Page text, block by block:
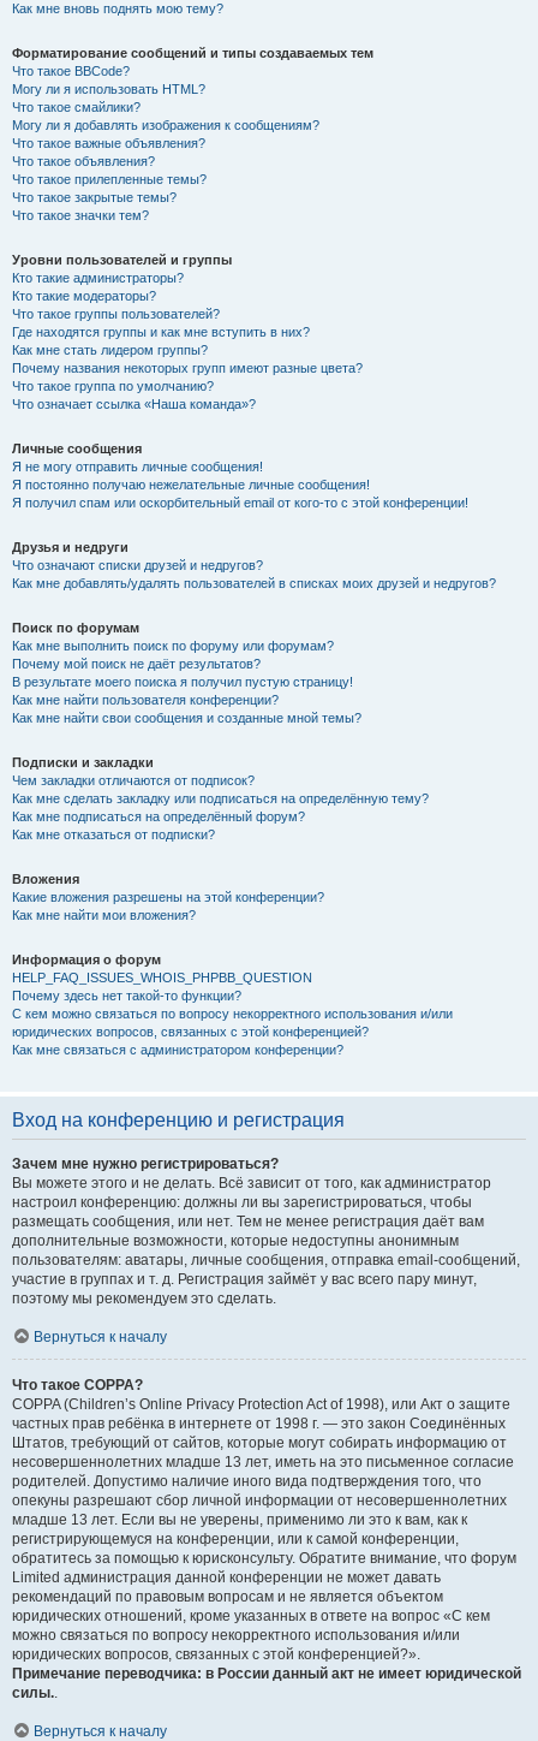
Как мне вновь поднять мою тему?
Форматирование сообщений и типы создаваемых тем
Что такое BBCode?
Могу ли я использовать HTML?
Что такое смайлики?
Могу ли я добавлять изображения к сообщениям?
Что такое важные объявления?
Что такое объявления?
Что такое прилепленные темы?
Что такое закрытые темы?
Что такое значки тем?
Уровни пользователей и группы
Кто такие администраторы?
Кто такие модераторы?
Что такое группы пользователей?
Где находятся группы и как мне вступить в них?
Как мне стать лидером группы?
Почему названия некоторых групп имеют разные цвета?
Что такое группа по умолчанию?
Что означает ссылка «Наша команда»?
Личные сообщения
Я не могу отправить личные сообщения!
Я постоянно получаю нежелательные личные сообщения!
Я получил спам или оскорбительный email от кого-то с этой конференции!
Друзья и недруги
Что означают списки друзей и недругов?
Как мне добавлять/удалять пользователей в списках моих друзей и недругов?
Поиск по форумам
Как мне выполнить поиск по форуму или форумам?
Почему мой поиск не даёт результатов?
В результате моего поиска я получил пустую страницу!
Как мне найти пользователя конференции?
Как мне найти свои сообщения и созданные мной темы?
Подписки и закладки
Чем закладки отличаются от подписок?
Как мне сделать закладку или подписаться на определённую тему?
Как мне подписаться на определённый форум?
Как мне отказаться от подписки?
Вложения
Какие вложения разрешены на этой конференции?
Как мне найти мои вложения?
Информация о форум
HELP_FAQ_ISSUES_WHOIS_PHPBB_QUESTION
Почему здесь нет такой-то функции?
С кем можно связаться по вопросу некорректного использования и/или
юридических вопросов, связанных с этой конференцией?
Как мне связаться с администратором конференции?
Вход на конференцию и регистрация
Зачем мне нужно регистрироваться?
Вы можете этого и не делать. Всё зависит от того, как администратор
настроил конференцию: должны ли вы зарегистрироваться, чтобы
размещать сообщения, или нет. Тем не менее регистрация даёт вам
дополнительные возможности, которые недоступны анонимным
пользователям: аватары, личные сообщения, отправка email-сообщений,
участие в группах и т. д. Регистрация займёт у вас всего пару минут,
поэтому мы рекомендуем это сделать.
Вернуться к началу
Что такое COPPA?
COPPA (Children’s Online Privacy Protection Act of 1998), или Акт о защите
частных прав ребёнка в интернете от 1998 г. — это закон Соединённых
Штатов, требующий от сайтов, которые могут собирать информацию от
несовершеннолетних младше 13 лет, иметь на это письменное согласие
родителей. Допустимо наличие иного вида подтверждения того, что
опекуны разрешают сбор личной информации от несовершеннолетних
младше 13 лет. Если вы не уверены, применимо ли это к вам, как к
регистрирующемуся на конференции, или к самой конференции,
обратитесь за помощью к юрисконсульту. Обратите внимание, что форум
Limited администрация данной конференции не может давать
рекомендаций по правовым вопросам и не является объектом
юридических отношений, кроме указанных в ответе на вопрос «С кем
можно связаться по вопросу некорректного использования и/или
юридических вопросов, связанных с этой конференцией?».
Примечание переводчика: в России данный акт не имеет юридической
силы..
Вернуться к началу